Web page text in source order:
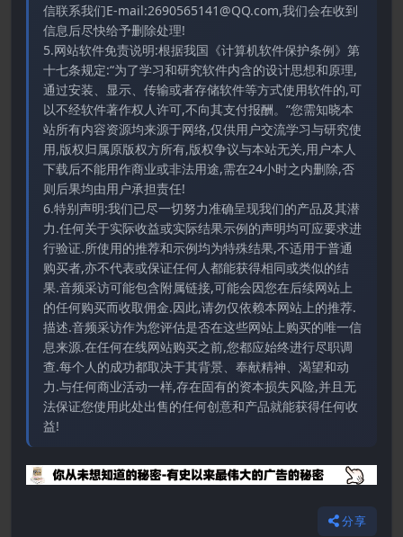
信联系我们E-mail:2690565141@QQ.com,我们会在收到
信息后尽快给予删除处理!
5.网站软件免责说明:根据我国《计算机软件保护条例》第
十七条规定:“为了学习和研究软件内含的设计思想和原理,
通过安装、显示、传输或者存储软件等方式使用软件的,可
以不经软件著作权人许可,不向其支付报酬。”您需知晓本
站所有内容资源均来源于网络,仅供用户交流学习与研究使
用,版权归属原版权方所有,版权争议与本站无关,用户本人
下载后不能用作商业或非法用途,需在24小时之内删除,否
则后果均由用户承担责任!
6.特别声明:我们已尽一切努力准确呈现我们的产品及其潜
力.任何关于实际收益或实际结果示例的声明均可应要求进
行验证.所使用的推荐和示例均为特殊结果,不适用于普通
购买者,亦不代表或保证任何人都能获得相同或类似的结
果.音频采访可能包含附属链接,可能会因您在后续网站上
的任何购买而收取佣金.因此,请勿仅依赖本网站上的推荐.
描述.音频采访作为您评估是否在这些网站上购买的唯一信
息来源.在任何在线网站购买之前,您都应始终进行尽职调
查.每个人的成功都取决于其背景、奉献精神、渴望和动
力.与任何商业活动一样,存在固有的资本损失风险,并且无
法保证您使用此处出售的任何创意和产品就能获得任何收
益!
分享